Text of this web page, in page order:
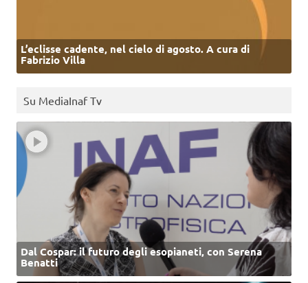
L’eclisse cadente, nel cielo di agosto. A cura di
Fabrizio Villa
Su MediaInaf Tv
Dal Cospar: il futuro degli esopianeti, con Serena
Benatti